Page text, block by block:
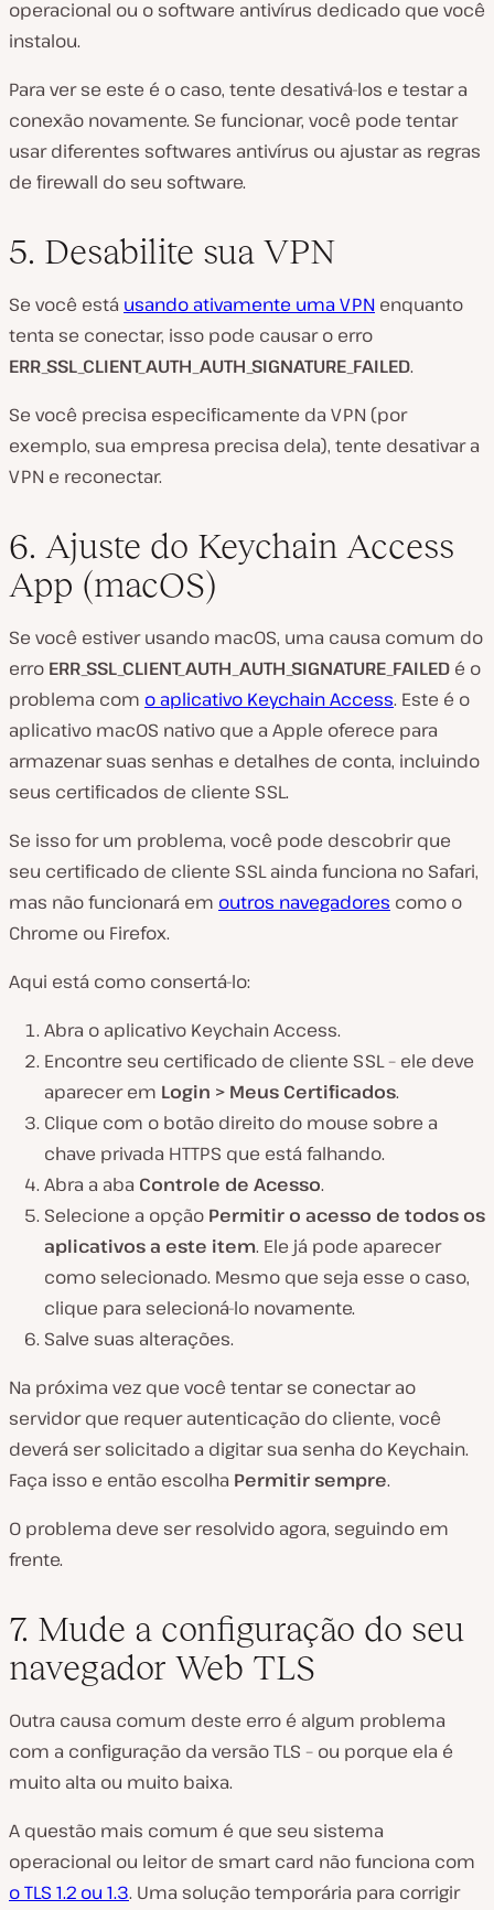
operacional ou o software antivírus dedicado que você
instalou.
Para ver se este é o caso, tente desativá-los e testar a
conexão novamente. Se funcionar, você pode tentar
usar diferentes softwares antivírus ou ajustar as regras
de firewall do seu software.
5. Desabilite sua VPN
Se você está usando ativamente uma VPN enquanto
tenta se conectar, isso pode causar o erro
ERR_SSL_CLIENT_AUTH_AUTH_SIGNATURE_FAILED.
Se você precisa especificamente da VPN (por
exemplo, sua empresa precisa dela), tente desativar a
VPN e reconectar.
6. Ajuste do Keychain Access
App (macOS)
Se você estiver usando macOS, uma causa comum do
erro ERR_SSL_CLIENT_AUTH_AUTH_SIGNATURE_FAILED é o
problema com o aplicativo Keychain Access. Este é o
aplicativo macOS nativo que a Apple oferece para
armazenar suas senhas e detalhes de conta, incluindo
seus certificados de cliente SSL.
Se isso for um problema, você pode descobrir que
seu certificado de cliente SSL ainda funciona no Safari,
mas não funcionará em outros navegadores como o
Chrome ou Firefox.
Aqui está como consertá-lo:
Abra o aplicativo Keychain Access.
Encontre seu certificado de cliente SSL – ele deve
aparecer em Login > Meus Certificados.
Clique com o botão direito do mouse sobre a
chave privada HTTPS que está falhando.
Abra a aba Controle de Acesso.
Selecione a opção Permitir o acesso de todos os
aplicativos a este item. Ele já pode aparecer
como selecionado. Mesmo que seja esse o caso,
clique para selecioná-lo novamente.
Salve suas alterações.
Na próxima vez que você tentar se conectar ao
servidor que requer autenticação do cliente, você
deverá ser solicitado a digitar sua senha do Keychain.
Faça isso e então escolha Permitir sempre.
O problema deve ser resolvido agora, seguindo em
frente.
7. Mude a configuração do seu
navegador Web TLS
Outra causa comum deste erro é algum problema
com a configuração da versão TLS – ou porque ela é
muito alta ou muito baixa.
A questão mais comum é que seu sistema
operacional ou leitor de smart card não funciona com
o TLS 1.2 ou 1.3. Uma solução temporária para corrigir